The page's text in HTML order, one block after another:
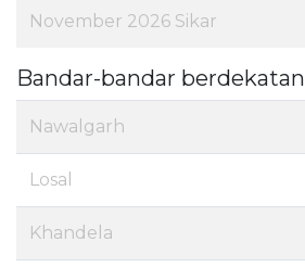
November 2026 Sikar
Bandar-bandar
Nawalgarh
Losal
Khandela